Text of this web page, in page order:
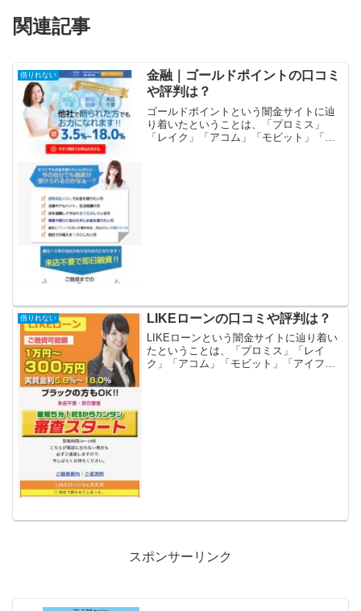
関連記事
借りれない
金融｜ゴールドポイントの口コミ
や評判は？
ゴールドポイントという闇金サイトに辿
り着いたということは、「プロミス」
「レイク」「アコム」「モビット」「ア
借りれない LIKEローンの口コミや評判は？
LIKEローンという闇金サイトに辿り着い
たということは、「プロミス」「レイ
ク」「アコム」「モビット」「アイフ
スポンサーリンク